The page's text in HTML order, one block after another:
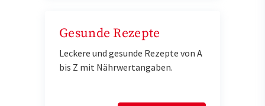
Gesunde Rezepte
Leckere und gesunde Rezepte von A
bis Z mit Nährwertangaben.